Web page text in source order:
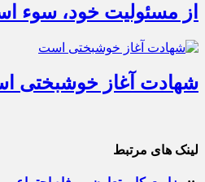
از مسئولیت خود، سوء
شهادت آغاز خوشبختی
لینک های مرتبط